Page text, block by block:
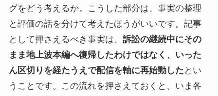
グをどう考えるか。こうした部分は、事実の整理
と評価の話を分けて考えたほうがいいです。記事
として押さえるべき事実は、 訴訟の継続中にその
まま地上波本編へ復帰したわけではなく、いった
ん区切りを経たうえで配信を軸に再始動した とい
うことです。この流れを押さえておくと、いま各